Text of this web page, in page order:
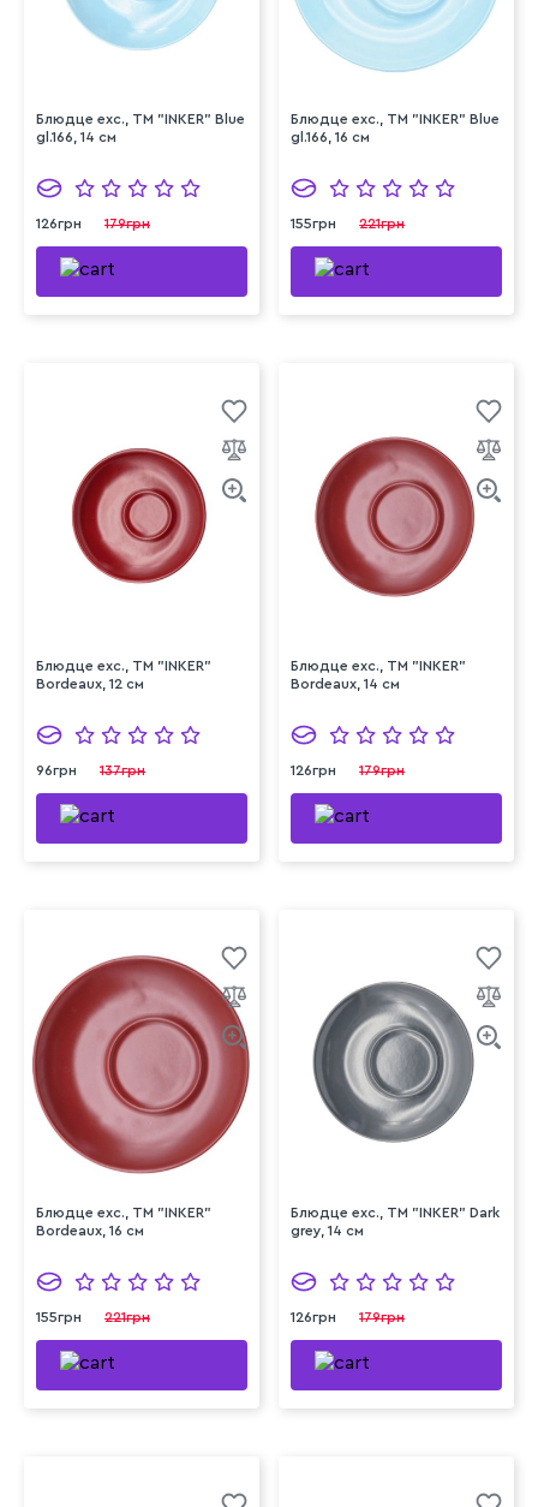
Блюдце exc., ТМ "INKER" Blue
gl.166, 14 см
126грн 179грн
Блюдце exc., ТМ "INKER" Blue
gl.166, 16 см
155грн 221грн
Блюдце exc., ТМ "INKER"
Bordeaux, 12 см
96грн 137грн
Блюдце exc., ТМ "INKER"
Bordeaux, 14 см
126грн 179грн
Блюдце exc., ТМ "INKER"
Bordeaux, 16 см
155грн 221грн
Блюдце exc., ТМ "INKER" Dark
grey, 14 см
126грн 179грн